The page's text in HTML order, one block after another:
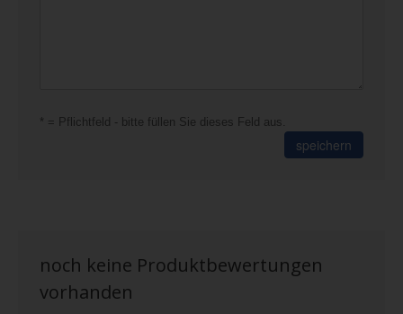
* = Pflichtfeld - bitte füllen Sie dieses Feld aus.
speichern
noch keine Produktbewertungen
vorhanden